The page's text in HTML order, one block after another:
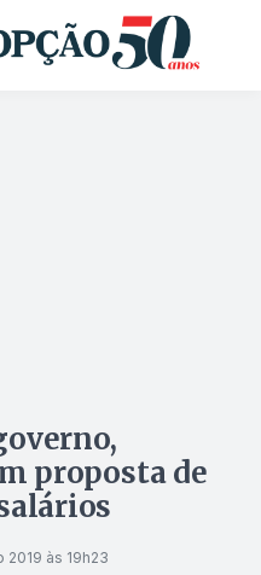
proposta de
2019 às 19h23